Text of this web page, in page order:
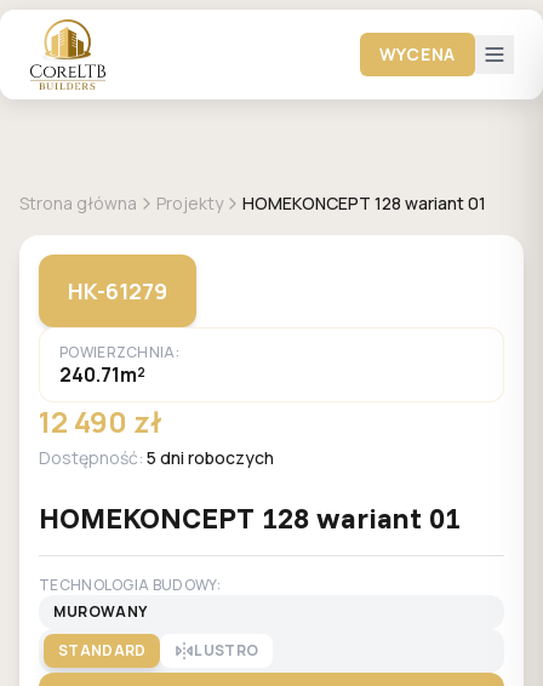
WYCENA
Strona główna Projekty HOMEKONCEPT 128 wariant 01
HK-61279
POWIERZCHNIA:
240.71m²
12 490 zł
Dostępność: 5 dni roboczych
HOMEKONCEPT 128 wariant 01
TECHNOLOGIA BUDOWY:
MUROWANY
STANDARD
LUSTRO